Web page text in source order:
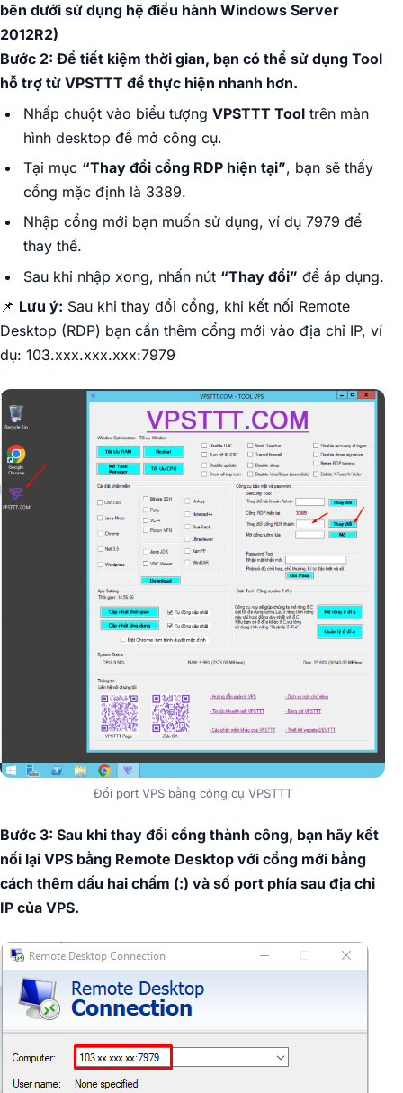
bên dưới sử dụng hệ điều hành Windows Server
2012R2)
Bước 2: Để tiết kiệm thời gian, bạn có thể sử dụng Tool
hỗ trợ từ VPSTTT để thực hiện nhanh hơn.
Nhấp chuột vào biểu tượng VPSTTT Tooltrên màn
hình desktop để mở công cụ.
Tại mục “Thay đổi cổng RDP hiện tại”, bạn sẽ thấy
cổng mặc định là 3389.
Nhập cổng mới bạn muốn sử dụng, ví dụ 7979 để
thay thế.
Sau khi nhập xong, nhấn nút “Thay đổi” để áp dụng.
📌 Lưu ý: Sau khi thay đổi cổng, khi kết nối Remote
Desktop (RDP) bạn cần thêm cổng mới vào địa chỉ IP, ví
dụ: 103.xxx.xxx.xxx:7979
Đổi port VPS bằng công cụ VPSTTT
Bước 3: Sau khi thay đổi cổng thành công, bạn hãy kết
nối lại VPS bằng Remote Desktop với cổng mới bằng
cách thêm dấu hai chấm (:) và số port phía sau địa chỉ
IP của VPS.